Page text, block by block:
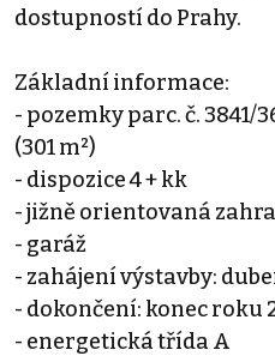
dostupností do Prahy.
Základní informace:
- pozemky parc. č. 3841/
(301 m²)
- dispozice 4 + kk
- jižně orientovaná
- garáž
- zahájení výstavby:
- dokončení: konec roku
- energetická třída A